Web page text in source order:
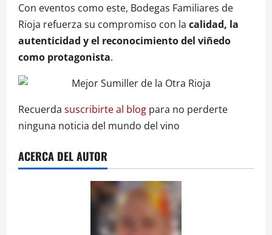
Con eventos como este, Bodegas Familiares de
Rioja refuerza su compromiso con la calidad, la
autenticidad y el reconocimiento del viñedo
como protagonista.
Recuerda suscribirte al blog para no perderte
ninguna noticia del mundo del vino
ACERCA DEL AUTOR